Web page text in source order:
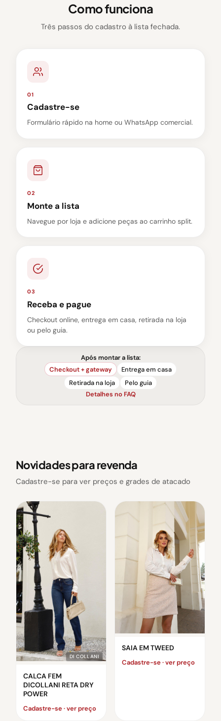
Como funciona
Três passos do cadastro à lista fechada.
01
Cadastre-se
Formulário rápido na home ou WhatsApp comercial.
02
Monte a lista
Navegue por loja e adicione peças ao carrinho split.
03
Receba e pague
Checkout online, entrega em casa, retirada na loja
ou pelo guia.
Após montar a lista:
Checkout + gateway
Entrega em casa
Retirada na loja
Pelo guia
Detalhes no FAQ
Novidades para revenda
Cadastre-se para ver preços e grades de atacado
DI COLLANI
CALCA FEM
DICOLLANI RETA DRY
POWER
Cadastre-se · ver preço
SAIA EM TWEED
Cadastre-se · ver preço